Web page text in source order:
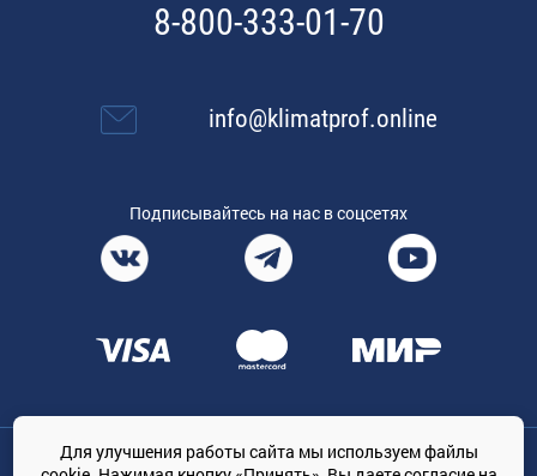
8-800-333-01-70
info@klimatprof.online
Подписывайтесь на нас в соцсетях
Общество с ограниченной ответственностью «ТРЕЙДКОН», ОГРН:
Для улучшения работы сайта мы используем файлы